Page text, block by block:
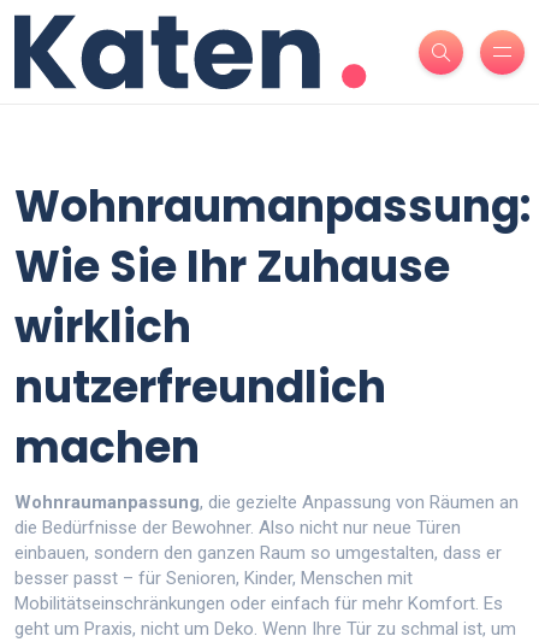
Wohnraumanpassung:
Wie Sie Ihr Zuhause
wirklich
nutzerfreundlich
machen
Wohnraumanpassung, die gezielte Anpassung von Räumen an
die Bedürfnisse der Bewohner. Also nicht nur neue Türen
einbauen, sondern den ganzen Raum so umgestalten, dass er
besser passt – für Senioren, Kinder, Menschen mit
Mobilitätseinschränkungen oder einfach für mehr Komfort. Es
geht um Praxis, nicht um Deko. Wenn Ihre Tür zu schmal ist, um